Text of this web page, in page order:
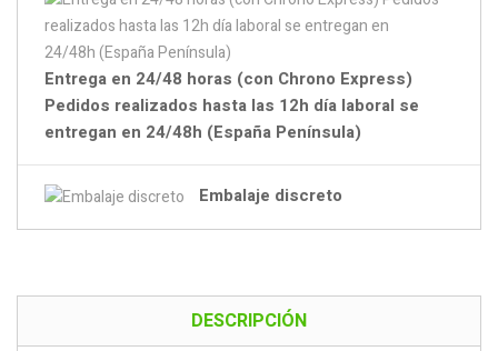
Entrega en 24/48 horas (con Chrono Express)
Pedidos realizados hasta las 12h día laboral se
entregan en 24/48h (España Península)
Embalaje discreto
DESCRIPCIÓN